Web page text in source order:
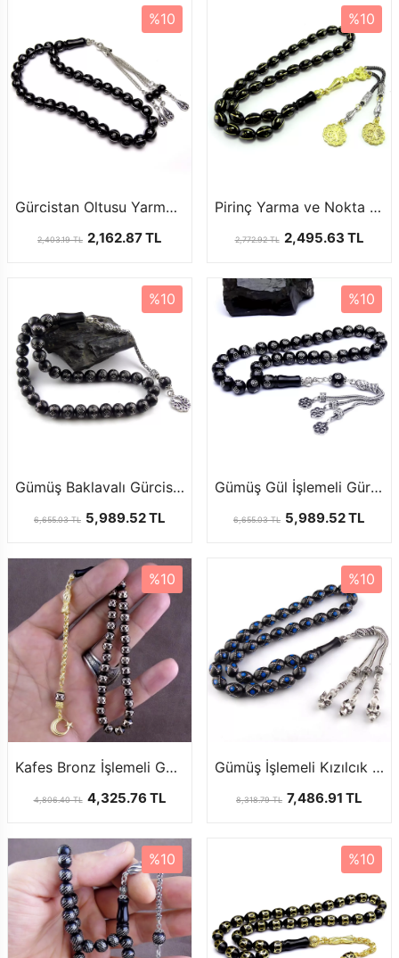
%10
Gürcistan Oltusu Yarma ve Nokta İşleme
2,403.19 TL 2,162.87 TL
%10
Pirinç Yarma ve Nokta İşlemeli Gürcistan Taşı Tesbihi
2,772.92 TL 2,495.63 TL
%10
Gümüş Baklavalı Gürcistan Oltu Tesbih
6,655.03 TL 5,989.52 TL
%10
Gümüş Gül İşlemeli Gürcistan Oltu Tesbih
6,655.03 TL 5,989.52 TL
%10
Kafes Bronz İşlemeli Gürcistan Oltu Tesbih
4,806.40 TL 4,325.76 TL
%10
Gümüş İşlemeli Kızılcık Model Gürcistan Oltu Tesbih
8,318.79 TL 7,486.91 TL
%10 %10